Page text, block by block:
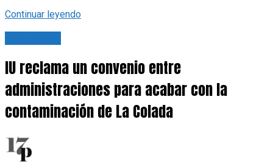
Continuar leyendo
IU reclama un convenio entre
administraciones para acabar con la
contaminación de La Colada